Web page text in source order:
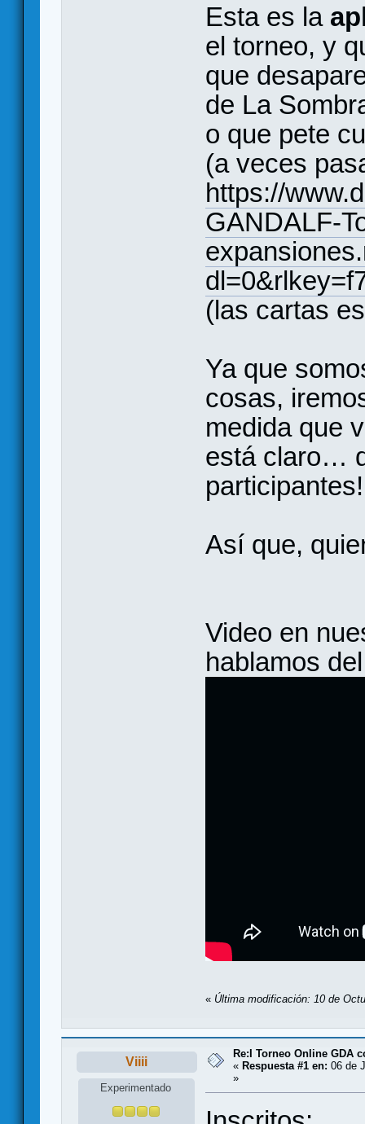
Esta es la
el torneo, y
que
de La
o que pete
(a veces
https://
GANDALF-
(las cartas
Ya que
cosas,
medida que
está claro…
participantes!
Así que,
Video en
hablamos
« Última modificación: 10 de
Viiii
Experimentado
Re:I Torneo Online GDA
« Respuesta #1 en: 06 de
»